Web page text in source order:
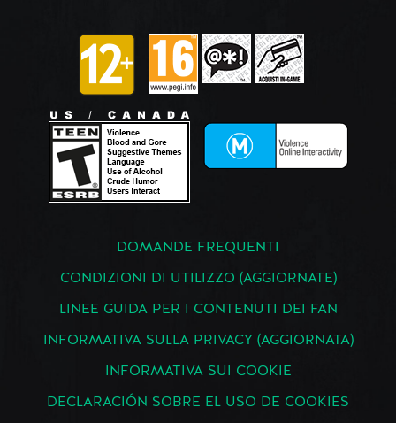
DOMANDE FREQUENTI
CONDIZIONI DI UTILIZZO (AGGIORNATE)
LINEE GUIDA PER I CONTENUTI DEI FAN
INFORMATIVA SULLA PRIVACY (AGGIORNATA)
INFORMATIVA SUI COOKIE
DECLARACIÓN SOBRE EL USO DE COOKIES